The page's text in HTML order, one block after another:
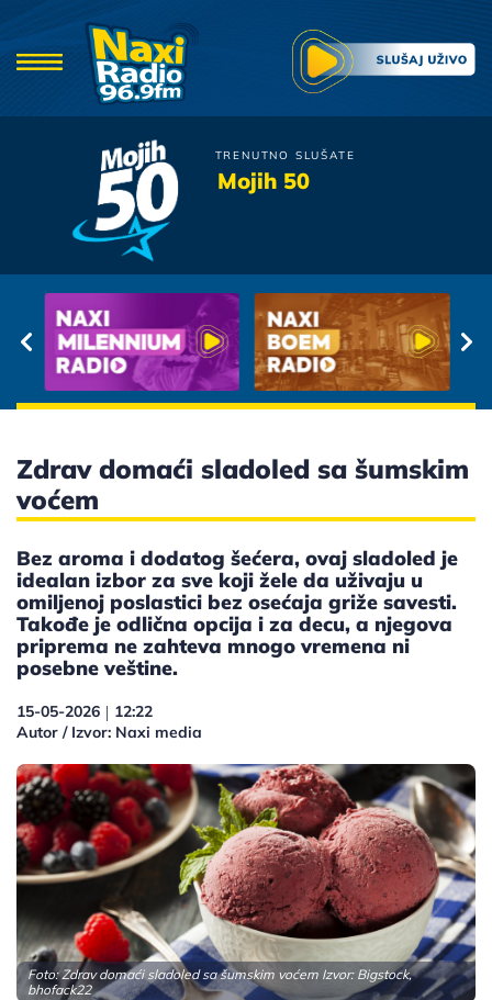
TRENUTNO SLUŠATE
Mojih 50
Aleksandra Radovic
Zdrav domaći sladoled sa šumskim
voćem
Bez aroma i dodatog šećera, ovaj sladoled je
idealan izbor za sve koji žele da uživaju u
omiljenoj poslastici bez osećaja griže savesti.
Takođe je odlična opcija i za decu, a njegova
priprema ne zahteva mnogo vremena ni
posebne veštine.
15-05-2026 | 12:22
Autor / Izvor: Naxi media
Foto: Zdrav domaći sladoled sa šumskim voćem Izvor: Bigstock,
bhofack22